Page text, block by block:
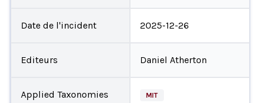
Date de l'incident 2025-12-26
Editeurs Daniel Atherton
Applied Taxonomies MIT